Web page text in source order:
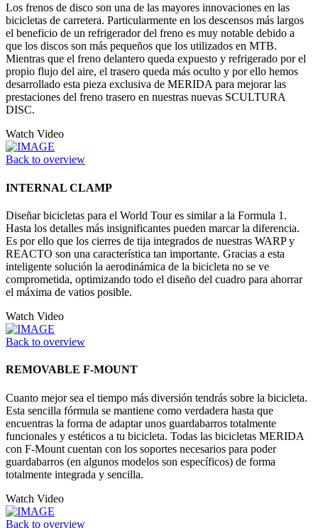
Los frenos de disco son una de las mayores innovaciones en las
bicicletas de carretera. Particularmente en los descensos más largos
el beneficio de un refrigerador del freno es muy notable debido a
que los discos son más pequeños que los utilizados en MTB.
Mientras que el freno delantero queda expuesto y refrigerado por el
propio flujo del aire, el trasero queda más oculto y por ello hemos
desarrollado esta pieza exclusiva de MERIDA para mejorar las
prestaciones del freno trasero en nuestras nuevas SCULTURA
DISC.
Watch Video
Back to overview
INTERNAL CLAMP
Diseñar bicicletas para el World Tour es similar a la Formula 1.
Hasta los detalles más insignificantes pueden marcar la diferencia.
Es por ello que los cierres de tija integrados de nuestras WARP y
REACTO son una característica tan importante. Gracias a esta
inteligente solución la aerodinámica de la bicicleta no se ve
comprometida, optimizando todo el diseño del cuadro para ahorrar
el máxima de vatios posible.
Watch Video
Back to overview
REMOVABLE F-MOUNT
Cuanto mejor sea el tiempo más diversión tendrás sobre la bicicleta.
Esta sencilla fórmula se mantiene como verdadera hasta que
encuentras la forma de adaptar unos guardabarros totalmente
funcionales y estéticos a tu bicicleta. Todas las bicicletas MERIDA
con F-Mount cuentan con los soportes necesarios para poder
guardabarros (en algunos modelos son específicos) de forma
totalmente integrada y sencilla.
Watch Video
Back to overview